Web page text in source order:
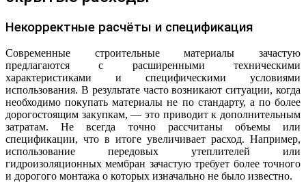
Некорректные расчёты и спецификация
Современные строительные материалы зачастую
предлагаются с расширенными техническими
характеристиками и специфическими условиями
использования. В результате часто возникают ситуации, когда
необходимо покупать материалы не по стандарту, а по более
дорогостоящим закупкам, — это приводит к дополнительным
затратам. Не всегда точно рассчитаны объемы или
спецификации, что в итоге увеличивает расход. Например,
использование передовых утеплителей или
гидроизоляционных мембран зачастую требует более точного
и дорогого монтажа о которых изначально не было известно.